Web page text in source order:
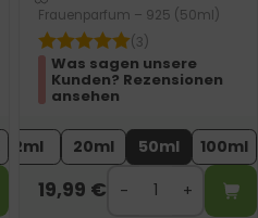
Frauenparfum – 925 (50ml)
(3)
Was sagen unsere
Kunden? Rezensionen
ansehen
2ml 20ml 50ml 100ml
19,99 €